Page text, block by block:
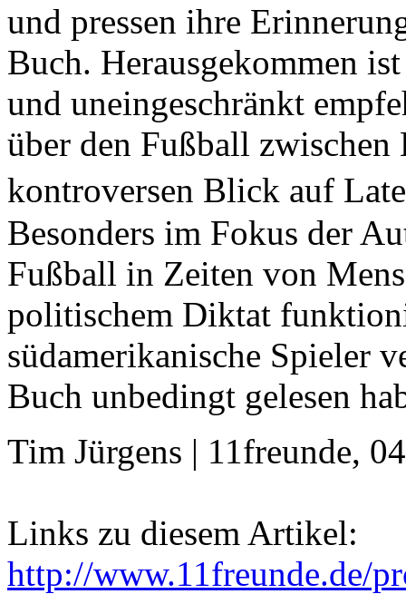
und pressen ihre
Buch. Herausgekommen
und uneingeschränkt
über den Fußball
kontroversen Blick auf
Besonders im Fokus der
Fußball in Zeiten von
politischem Diktat
südamerikanische Spieler
Buch unbedingt gelesen
Tim Jürgens | 11freunde,
Links zu diesem Artikel:
http://www.11freunde.de/